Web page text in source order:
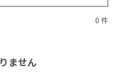
0 件
ません